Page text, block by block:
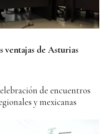
ventajas de Asturias
de encuentros
y mexicanas